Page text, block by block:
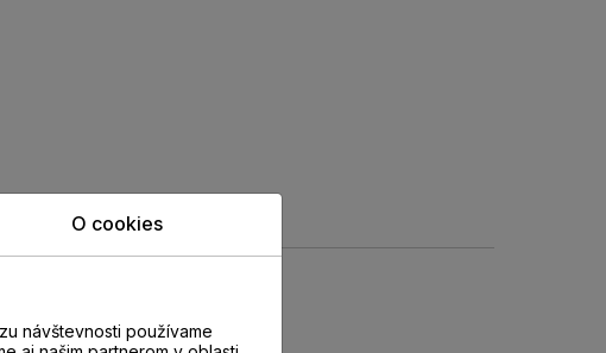
O cookies
návštevnosti používame